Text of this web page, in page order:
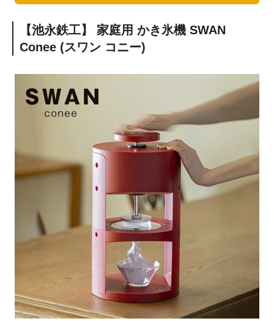
【池永鉄工】 家庭用 かき氷機 SWAN
Conee (スワン コニー)